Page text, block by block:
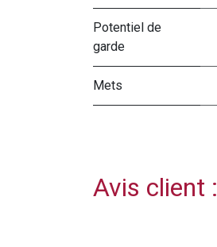
Potentiel de
garde
Mets
Avis client :